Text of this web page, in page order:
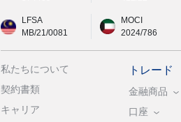
LFSA
MB/21/0081
MOCI
2024/786
私たちについて
契約書類
キャリア
トレード
金融商品
口座